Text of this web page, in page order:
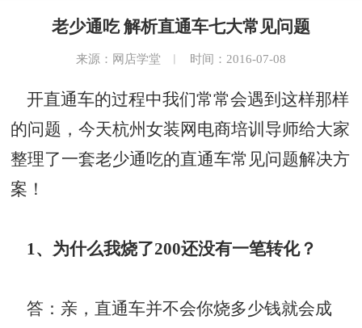
老少通吃 解析直通车七大常见问题
来源：网店学堂 ︱ 时间：2016-07-08
开直通车的过程中我们常常会遇到这样那样
的问题，今天杭州女装网电商培训导师给大家
整理了一套老少通吃的直通车常见问题解决方
案！
1、为什么我烧了200还没有一笔转化？
答：亲，直通车并不会你烧多少钱就会成